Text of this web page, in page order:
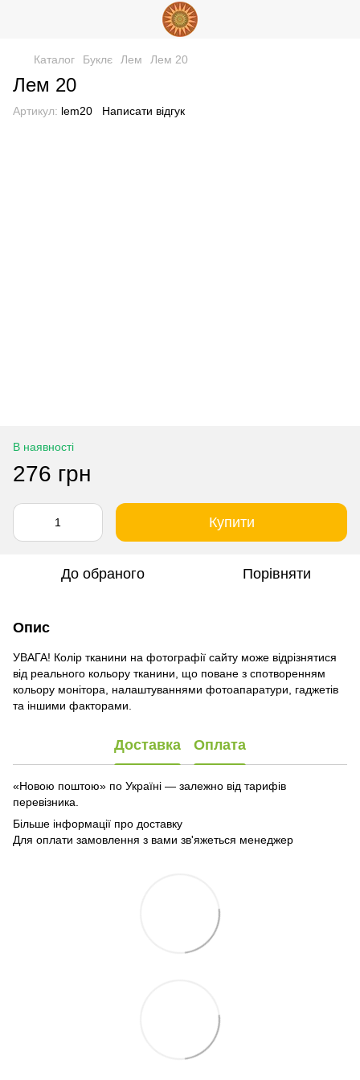
Каталог Буклє Лем Лем 20
Лем 20
Артикул: lem20 Написати відгук
В наявності
276 грн
Купити
До обраного Порівняти
Опис
УВАГА! Колір тканини на фотографії сайту може відрізнятися
від реального кольору тканини, що поване з спотворенням
кольору монітора, налаштуваннями фотоапаратури, гаджетів
та іншими факторами.
Доставка Оплата
«Новою поштою» по Україні — залежно від тарифів
перевізника.
Більше інформації про доставку
Для оплати замовлення з вами зв'яжеться менеджер